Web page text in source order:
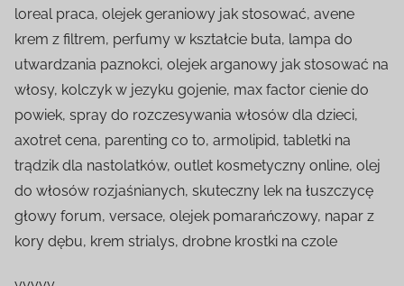
loreal praca, olejek geraniowy jak stosować, avene
krem z filtrem, perfumy w kształcie buta, lampa do
utwardzania paznokci, olejek arganowy jak stosować na
włosy, kolczyk w jezyku gojenie, max factor cienie do
powiek, spray do rozczesywania włosów dla dzieci,
axotret cena, parenting co to, armolipid, tabletki na
trądzik dla nastolatków, outlet kosmetyczny online, olej
do włosów rozjaśnianych, skuteczny lek na łuszczycę
głowy forum, versace, olejek pomarańczowy, napar z
kory dębu, krem strialys, drobne krostki na czole